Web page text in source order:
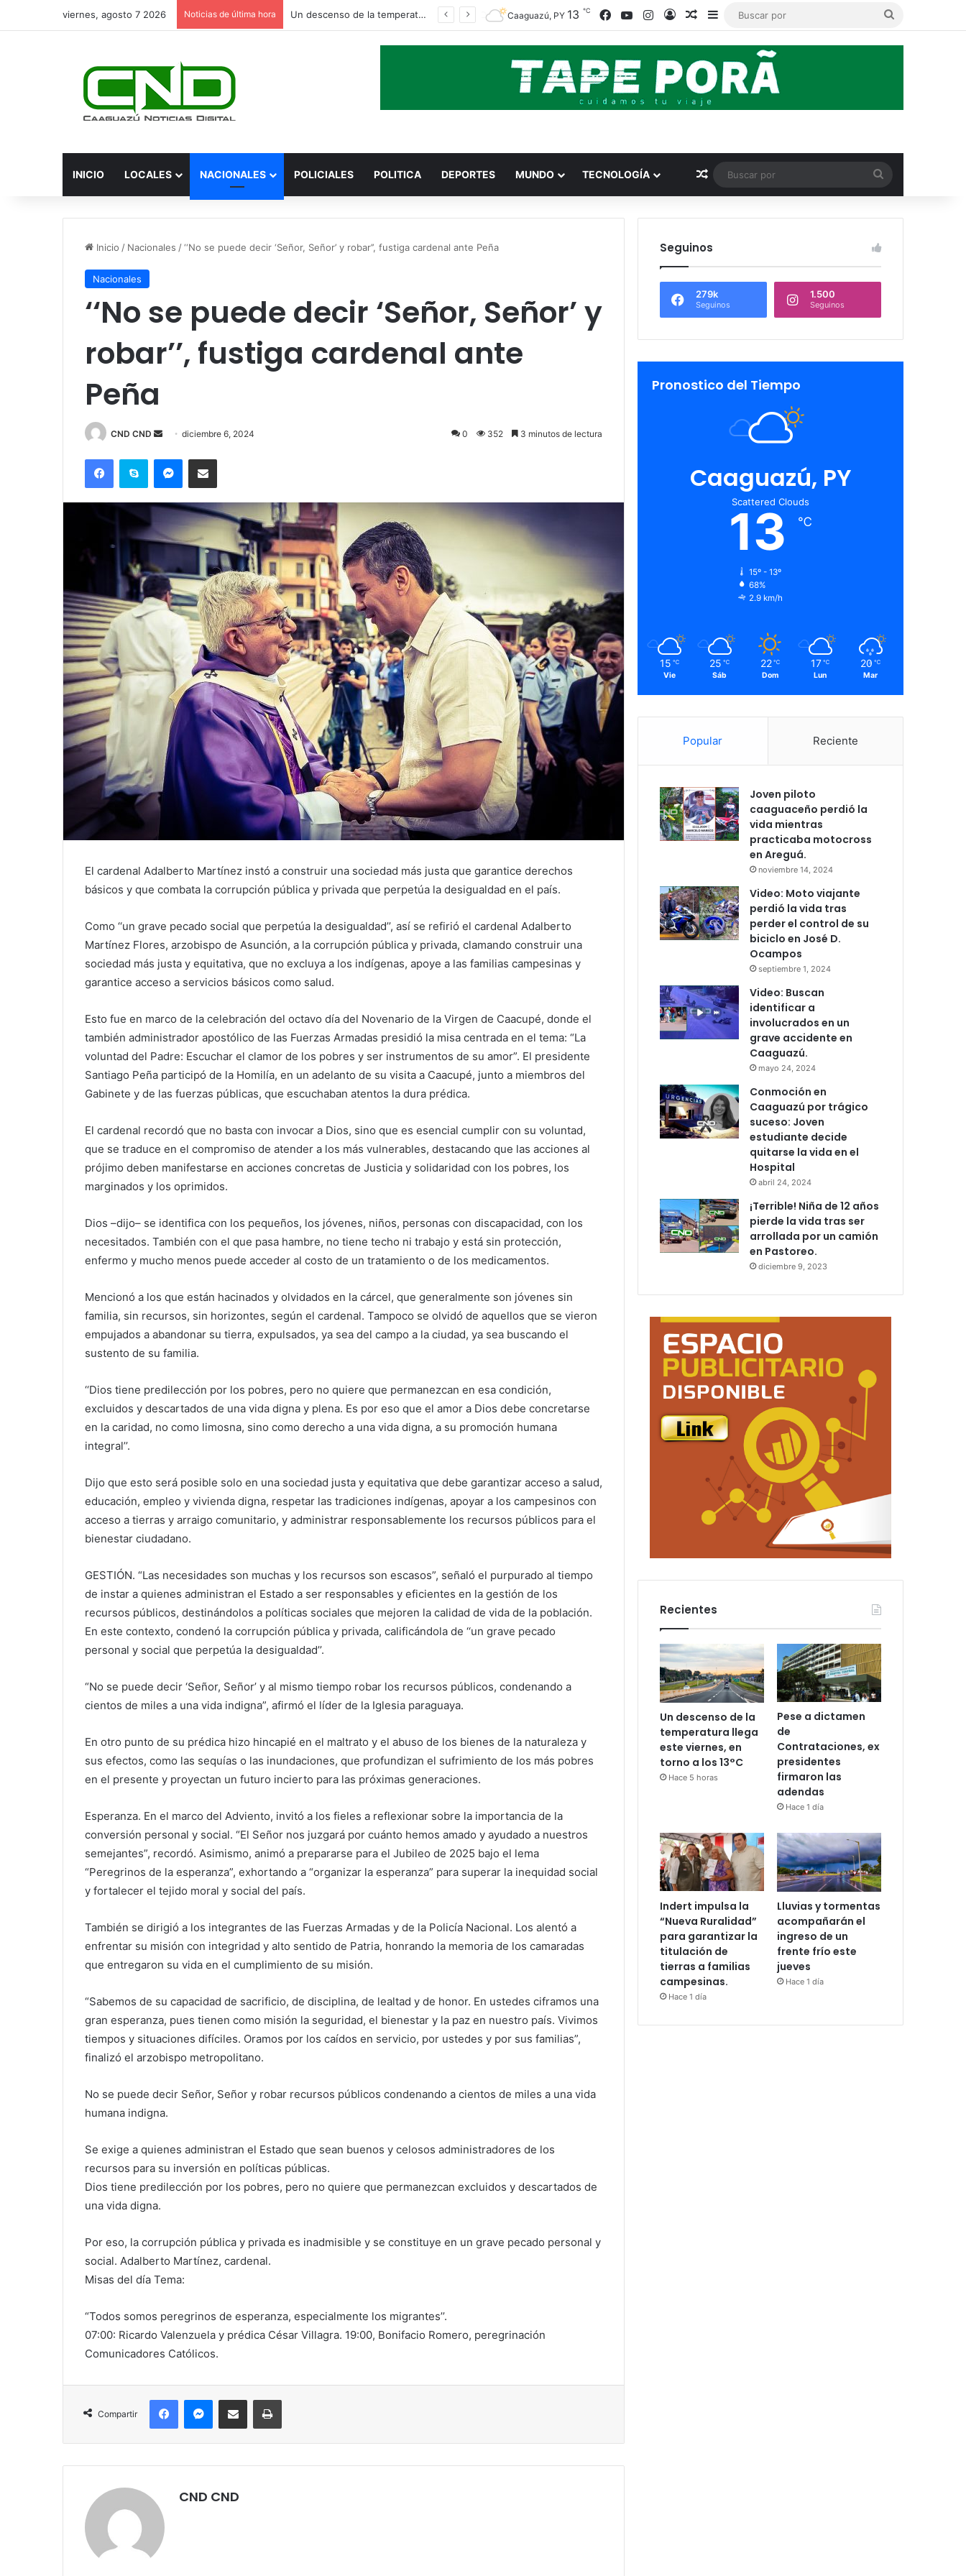
viernes, agosto 7 2026 Noticias de última hora Un descenso de la temperatura llega este viernes, en torno a los 13°C Caaguazú, PY 13 ℃ Facebook
YouTubeInstagram
AccesoPublicación al azar
Barra lateral
INICIO LOCALES NACIONALES POLICIALES POLITICA DEPORTES MUNDO TECNOLOGÍA Publicación al azar
por
Inicio / Nacionales /‘‘No se puede decir ‘Señor, Señor’ y robar’’, fustiga cardenal ante Peña
Nacionales
‘‘No se puede decir ‘Señor, Señor’ y
robar’’, fustiga cardenal ante
Peña
CND CND
Send
email
diciembre 6, 2024 0 352 3 minutos de lectura
FacebookSkype MessengerCompartir por correo electrónico
El cardenal Adalberto Martínez instó a construir una sociedad más justa que garantice derechos
básicos y que combata la corrupción pública y privada que perpetúa la desigualdad en el país.
Como ‘‘un grave pecado social que perpetúa la desigualdad’’, así se refirió el cardenal Adalberto
Martínez Flores, arzobispo de Asunción, a la corrupción pública y privada, clamando construir una
sociedad más justa y equitativa, que no excluya a los indígenas, apoye a las familias campesinas y
garantice acceso a servicios básicos como salud.
Esto fue en marco de la celebración del octavo día del Novenario de la Virgen de Caacupé, donde el
también administrador apostólico de las Fuerzas Armadas presidió la misa centrada en el tema: “La
voluntad del Padre: Escuchar el clamor de los pobres y ser instrumentos de su amor”. El presidente
Santiago Peña participó de la Homilía, en un adelanto de su visita a Caacupé, junto a miembros del
Gabinete y de las fuerzas públicas, que escuchaban atentos la dura prédica.
El cardenal recordó que no basta con invocar a Dios, sino que es esencial cumplir con su voluntad,
que se traduce en el compromiso de atender a los más vulnerables, destacando que las acciones al
prójimo deben manifestarse en acciones concretas de Justicia y solidaridad con los pobres, los
marginados y los oprimidos.
Dios –dijo– se identifica con los pequeños, los jóvenes, niños, personas con discapacidad, con los
necesitados. También con el que pasa hambre, no tiene techo ni trabajo y está sin protección,
enfermo y mucho menos puede acceder al costo de un tratamiento o de los medicamentos.
Mencionó a los que están hacinados y olvidados en la cárcel, que generalmente son jóvenes sin
familia, sin recursos, sin horizontes, según el cardenal. Tampoco se olvidó de aquellos que se vieron
empujados a abandonar su tierra, expulsados, ya sea del campo a la ciudad, ya sea buscando el
sustento de su familia.
‘‘Dios tiene predilección por los pobres, pero no quiere que permanezcan en esa condición,
excluidos y descartados de una vida digna y plena. Es por eso que el amor a Dios debe concretarse
en la caridad, no como limosna, sino como derecho a una vida digna, a su promoción humana
integral’’.
Dijo que esto será posible solo en una sociedad justa y equitativa que debe garantizar acceso a salud,
educación, empleo y vivienda digna, respetar las tradiciones indígenas, apoyar a los campesinos con
acceso a tierras y arraigo comunitario, y administrar responsablemente los recursos públicos para el
bienestar ciudadano.
GESTIÓN. “Las necesidades son muchas y los recursos son escasos”, señaló el purpurado al tiempo
de instar a quienes administran el Estado a ser responsables y eficientes en la gestión de los
recursos públicos, destinándolos a políticas sociales que mejoren la calidad de vida de la población.
En este contexto, condenó la corrupción pública y privada, calificándola de ‘‘un grave pecado
personal y social que perpetúa la desigualdad’’.
“No se puede decir ‘Señor, Señor’ y al mismo tiempo robar los recursos públicos, condenando a
cientos de miles a una vida indigna”, afirmó el líder de la Iglesia paraguaya.
En otro punto de su prédica hizo hincapié en el maltrato y el abuso de los bienes de la naturaleza y
sus efectos, como las sequías o las inundaciones, que profundizan el sufrimiento de los más pobres
en el presente y proyectan un futuro incierto para las próximas generaciones.
Esperanza. En el marco del Adviento, invitó a los fieles a reflexionar sobre la importancia de la
conversión personal y social. “El Señor nos juzgará por cuánto hemos amado y ayudado a nuestros
semejantes”, recordó. Asimismo, animó a prepararse para el Jubileo de 2025 bajo el lema
“Peregrinos de la esperanza”, exhortando a “organizar la esperanza” para superar la inequidad social
y fortalecer el tejido moral y social del país.
También se dirigió a los integrantes de las Fuerzas Armadas y de la Policía Nacional. Los alentó a
enfrentar su misión con integridad y alto sentido de Patria, honrando la memoria de los camaradas
que entregaron su vida en el cumplimiento de su misión.
“Sabemos de su capacidad de sacrificio, de disciplina, de lealtad y de honor. En ustedes ciframos una
gran esperanza, pues tienen como misión la seguridad, el bienestar y la paz en nuestro país. Vivimos
tiempos y situaciones difíciles. Oramos por los caídos en servicio, por ustedes y por sus familias”,
finalizó el arzobispo metropolitano.
No se puede decir Señor, Señor y robar recursos públicos condenando a cientos de miles a una vida
humana indigna.
Se exige a quienes administran el Estado que sean buenos y celosos administradores de los
recursos para su inversión en políticas públicas.
Dios tiene predilección por los pobres, pero no quiere que permanezcan excluidos y descartados de
una vida digna.
Por eso, la corrupción pública y privada es inadmisible y se constituye en un grave pecado personal y
social. Adalberto Martínez, cardenal.
Misas del día Tema:
“Todos somos peregrinos de esperanza, especialmente los migrantes’’.
07:00: Ricardo Valenzuela y prédica César Villagra. 19:00, Bonifacio Romero, peregrinación
Comunicadores Católicos.
Compartir
FacebookMessengerCompartir por correo electrónicoImprimir
CND CND
Seguinos
279k
Seguinos
1.500
Seguinos
Pronostico del Tiempo
Caaguazú, PY
Scattered Clouds
13 ℃
15º - 13º
68%
2.9 km/h
15 ℃
Vie
25 ℃
Sáb
22 ℃
Dom
17 ℃
Lun
20 ℃
Mar
Popular Reciente
Joven piloto
caaguaceño perdió la
vida mientras
practicaba motocross
en Areguá.
noviembre 14, 2024
Video: Moto viajante
perdió la vida tras
perder el control de su
biciclo en José D.
Ocampos
septiembre 1, 2024
Video: Buscan
identificar a
involucrados en un
grave accidente en
Caaguazú.
mayo 24, 2024
Conmoción en
Caaguazú por trágico
suceso: Joven
estudiante decide
quitarse la vida en el
Hospital
abril 24, 2024
¡Terrible! Niña de 12 años
pierde la vida tras ser
arrollada por un camión
en Pastoreo.
diciembre 9, 2023
Recientes
Un descenso de la
temperatura llega
este viernes, en
torno a los 13°C
Hace 5 horas
Pese a dictamen
de
Contrataciones, ex
presidentes
firmaron las
adendas
Hace 1 día
Indert impulsa la
“Nueva Ruralidad”
para garantizar la
titulación de
tierras a familias
campesinas.
Hace 1 día
Lluvias y tormentas
acompañarán el
ingreso de un
frente frío este
jueves
Hace 1 día